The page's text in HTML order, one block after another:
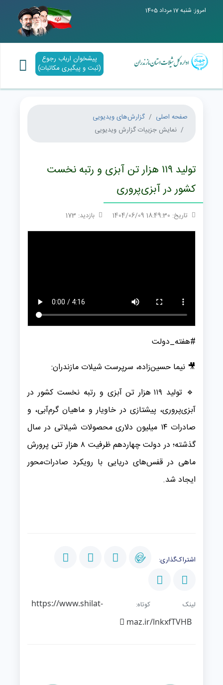
امروز: شنبه 17 مرداد 1405
پیشخوان ارباب رجوع
(ثبت و پیگیری مکاتبات)
صفحه اصلی
گزارش‌های ویدیویی
نمایش جزییات گزارش ویدیویی
تولید ۱۱۹ هزار تن آبزی و رتبه نخست
کشور در آبزی‌پروری
تاریخ: 18:49:30 1404/06/09 بازدید: 173
#هفته_دولت
🎥 نیما حسین‌زاده، سرپرست شیلات مازندران:
🔹 تولید ۱۱۹ هزار تن آبزی و رتبه نخست کشور در
آبزی‌پروری، پیشتازی در خاویار و ماهیان گرم‌آبی، و
صادرات ۱۴ میلیون دلاری محصولات شیلاتی در سال
گذشته؛ در دولت چهاردهم ظرفیت ۸ هزار تنی پرورش
ماهی در قفس‌های دریایی با رویکرد صادرات‌محور
ایجاد شد.
اشتراک‌گذاری:
لینک کوتاه:https://www.shilat-
maz.ir/lnkxfTVHB